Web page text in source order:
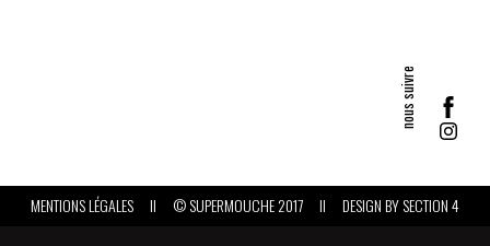
MENTIONS LÉGALES II © SUPERMOUCHE 2017 II DESIGN BYSECTION 4